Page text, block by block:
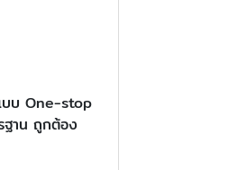
บบ One-stop
ฐาน ถูกต้อง